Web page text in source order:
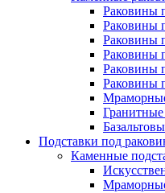
Раковины
Раковины
Раковины
Раковины
Раковины
Раковины
Подставки под
Каменные